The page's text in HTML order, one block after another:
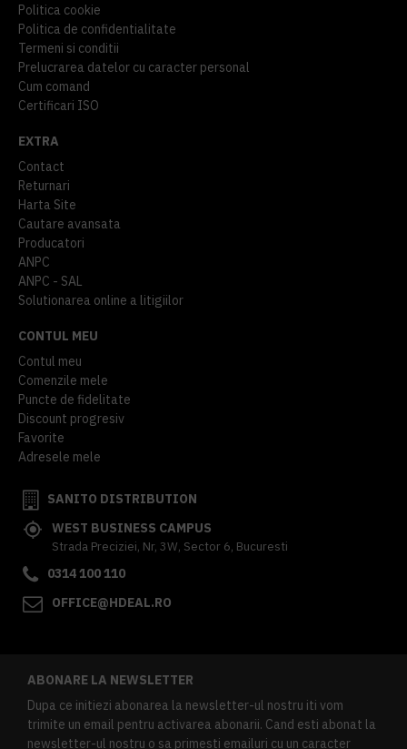
Politica cookie
Politica de confidentialitate
Termeni si conditii
Prelucrarea datelor cu caracter personal
Cum comand
Certificari ISO
EXTRA
Contact
Returnari
Harta Site
Cautare avansata
Producatori
ANPC
ANPC - SAL
Solutionarea online a litigiilor
CONTUL MEU
Contul meu
Comenzile mele
Puncte de fidelitate
Discount progresiv
Favorite
Adresele mele
SANITO DISTRIBUTION
WEST BUSINESS CAMPUS
Strada Preciziei, Nr, 3W, Sector 6, Bucuresti
0314 100 110
OFFICE@HDEAL.RO
ABONARE LA NEWSLETTER
Dupa ce initiezi abonarea la newsletter-ul nostru iti vom
trimite un email pentru activarea abonarii. Cand esti abonat la
newsletter-ul nostru o sa primesti emailuri cu un caracter